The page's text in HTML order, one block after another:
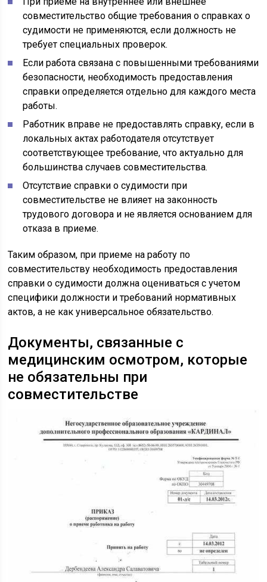
совместительство общие требования о справках о
судимости не применяются, если должность не
требует специальных проверок.
Если работа связана с повышенными требованиями
безопасности, необходимость предоставления
справки определяется отдельно для каждого места
работы.
Работник вправе не предоставлять справку, если в
локальных актах работодателя отсутствует
соответствующее требование, что актуально для
большинства случаев совместительства.
Отсутствие справки о судимости при
совместительстве не влияет на законность
трудового договора и не является основанием для
отказа в приеме.
Таким образом, при приеме на работу по
совместительству необходимость предоставления
справки о судимости должна оцениваться с учетом
специфики должности и требований нормативных
актов, а не как универсальное обязательство.
Документы, связанные с
медицинским осмотром, которые
не обязательны при
совместительстве